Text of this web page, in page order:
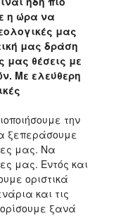
η ώρα να
μας
μας δράση
μας θέσεις με
Με ελεύθερη
την
ξεπεράσουμε
μας. Να
μας. Εντός και
οριστικά
και τις
ξανά